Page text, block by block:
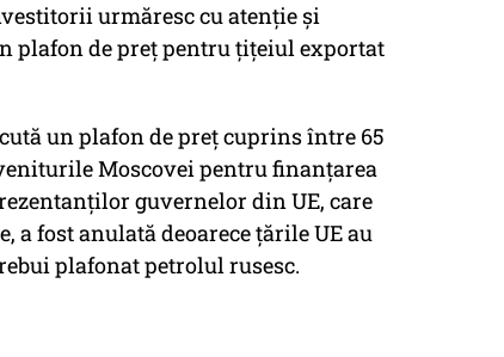
urmăresc cu atenţie şi
plafon de preţ pentru ţiţeiul exportat
un plafon de preţ cuprins între 65
Moscovei pentru finanţarea
guvernelor din UE, care
a fost anulată deoarece ţările UE au
plafonat petrolul rusesc.